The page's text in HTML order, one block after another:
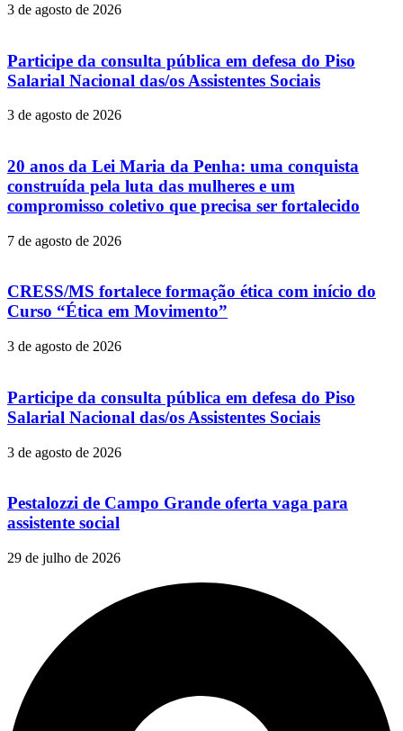
3 de agosto de 2026
Participe da consulta pública em defesa do Piso
Salarial Nacional das/os Assistentes Sociais
3 de agosto de 2026
20 anos da Lei Maria da Penha: uma conquista
construída pela luta das mulheres e um
compromisso coletivo que precisa ser fortalecido
7 de agosto de 2026
CRESS/MS fortalece formação ética com início do
Curso “Ética em Movimento”
3 de agosto de 2026
Participe da consulta pública em defesa do Piso
Salarial Nacional das/os Assistentes Sociais
3 de agosto de 2026
Pestalozzi de Campo Grande oferta vaga para
assistente social
29 de julho de 2026